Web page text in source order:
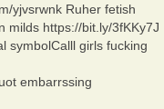
yjvsrwnk Ruher fetish
milds https://bit.ly/3fKKy7J
symbolCalll girls fucking
embarrssing